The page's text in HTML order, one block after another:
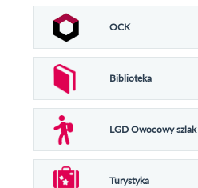
OCK
Biblioteka
LGD Owocowy szlak
Turystyka